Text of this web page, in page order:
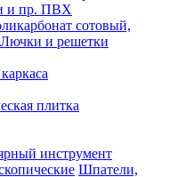
и пр. ПВХ
сотовый,
Лючки и решетки
плитка
инструмент
Шпатели,